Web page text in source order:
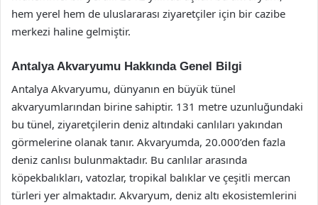
hem yerel hem de uluslararası ziyaretçiler için bir cazibe
merkezi haline gelmiştir.
Antalya Akvaryumu Hakkında Genel Bilgi
Antalya Akvaryumu, dünyanın en büyük tünel
akvaryumlarından birine sahiptir. 131 metre uzunluğundaki
bu tünel, ziyaretçilerin deniz altındaki canlıları yakından
görmelerine olanak tanır. Akvaryumda, 20.000’den fazla
deniz canlısı bulunmaktadır. Bu canlılar arasında
köpekbalıkları, vatozlar, tropikal balıklar ve çeşitli mercan
türleri yer almaktadır. Akvaryum, deniz altı ekosistemlerini